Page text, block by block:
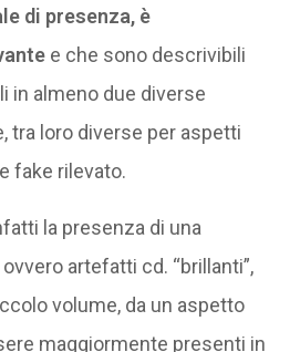
di presenza, è
e che sono descrivibili
in almeno due diverse
tra loro diverse per aspetti
fake rilevato.
la presenza di una
artefatti cd. “brillanti”,
volume, da un aspetto
maggiormente presenti in